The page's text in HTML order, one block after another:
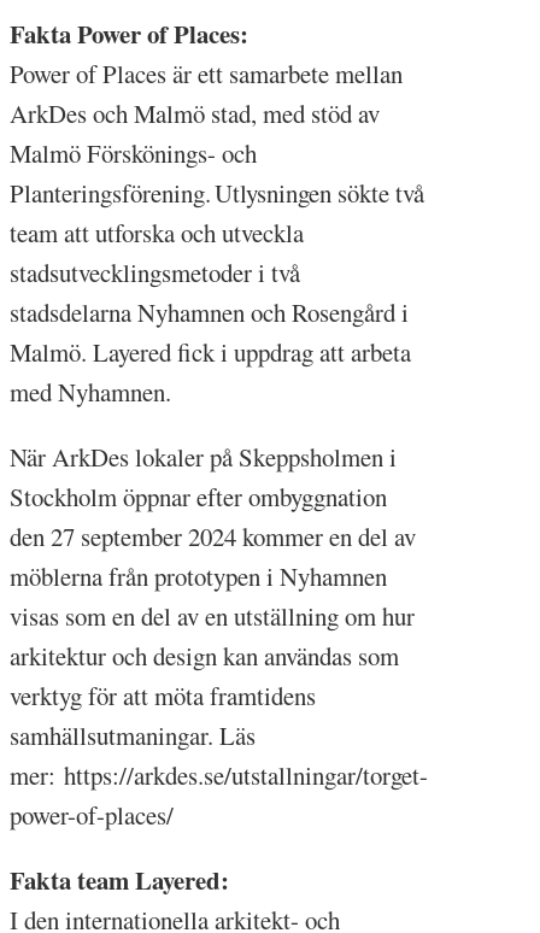
Fakta Power of Places:
Power of Places är ett samarbete mellan
ArkDes och Malmö stad, med stöd av
Malmö Förskönings- och
Planteringsförening. Utlysningen sökte två
team att utforska och utveckla
stadsutvecklingsmetoder i två
stadsdelarna Nyhamnen och Rosengård i
Malmö. Layered fick i uppdrag att arbeta
med Nyhamnen.
När ArkDes lokaler på Skeppsholmen i
Stockholm öppnar efter ombyggnation
den 27 september 2024 kommer en del av
möblerna från prototypen i Nyhamnen
visas som en del av en utställning om hur
arkitektur och design kan användas som
verktyg för att möta framtidens
samhällsutmaningar. Läs
mer: https://arkdes.se/utstallningar/torget-
power-of-places/
Fakta team Layered:
I den internationella arkitekt- och